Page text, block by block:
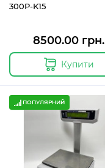
300P-K15
8500.00 грн.
Купити
ПОПУЛЯРНИЙ